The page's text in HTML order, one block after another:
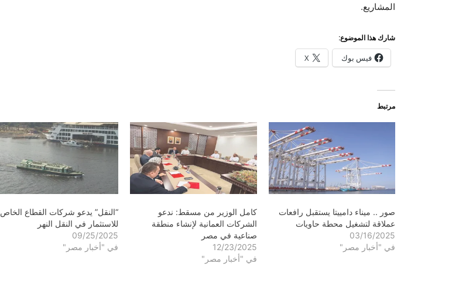
المشاريع.
شارك هذا الموضوع:
فيس بوك X
مرتبط
صور .. ميناء دامييتا يستقبل رافعات
عملاقة لتشغيل محطة حاويات
03/16/2025
في "أخبار مصر"
كامل الوزير من مسقط: ندعو
الشركات العمانية لإنشاء منطقة
صناعية في مصر
12/23/2025
في "أخبار مصر"
“النقل” يدعو شركات القطاع الخاص
للاستثمار في النقل النهر
09/25/2025
في "أخبار مصر"